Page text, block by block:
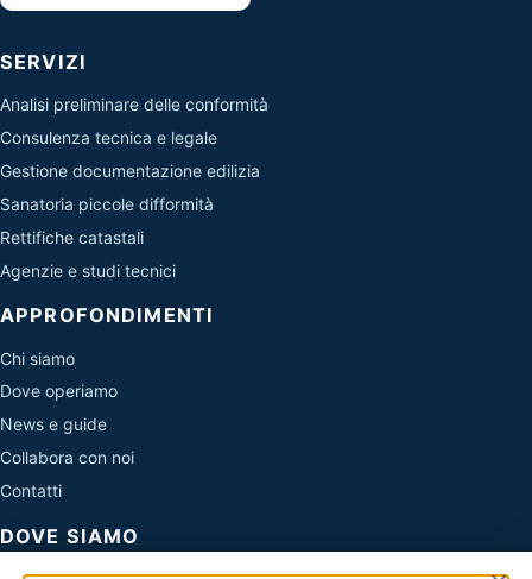
SERVIZI
Analisi preliminare delle conformità
Consulenza tecnica e legale
Gestione documentazione edilizia
Sanatoria piccole difformità
Rettifiche catastali
Agenzie e studi tecnici
APPROFONDIMENTI
Chi siamo
Dove operiamo
News e guide
Collabora con noi
Contatti
DOVE SIAMO